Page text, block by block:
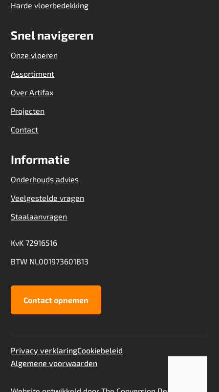
Harde vloerbedekking
Snel navigeren
Onze vloeren
Assortiment
Over Artifax
Projecten
Contact
Informatie
Onderhouds advies
Veelgestelde vragen
Staalaanvragen
KvK 72916516
BTW NL001973601B13
Contact opnemen
Privacy verklaringCookiebeleid
Algemene voorwaarden